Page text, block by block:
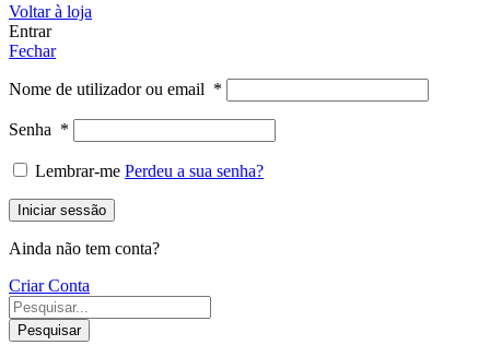
Voltar à loja
Entrar
Fechar
Nome de utilizador ou email *
Senha *
Lembrar-me Perdeu a sua senha?
Iniciar sessão
Ainda não tem conta?
Criar Conta
Pesquisar